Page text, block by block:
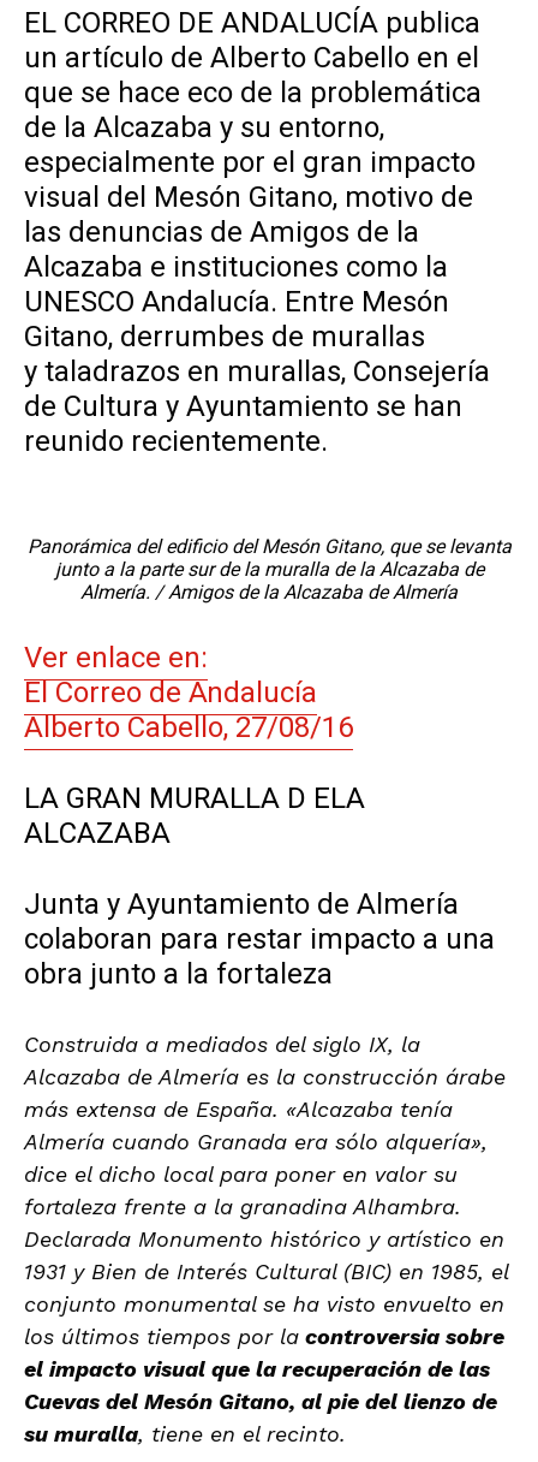
EL CORREO DE ANDALUCÍA publica
un artículo de Alberto Cabello en el
que se hace eco de la problemática
de la Alcazaba y su entorno,
especialmente por el gran impacto
visual del Mesón Gitano, motivo de
las denuncias de Amigos de la
Alcazaba e instituciones como la
UNESCO Andalucía. Entre Mesón
Gitano, derrumbes de murallas
y taladrazos en murallas, Consejería
de Cultura y Ayuntamiento se han
reunido recientemente.
Panorámica del edificio del Mesón Gitano, que se levanta
junto a la parte sur de la muralla de la Alcazaba de
Almería. / Amigos de la Alcazaba de Almería
Ver enlace en:
El Correo de Andalucía
Alberto Cabello, 27/08/16
LA GRAN MURALLA D ELA
ALCAZABA
Junta y Ayuntamiento de Almería
colaboran para restar impacto a una
obra junto a la fortaleza
Construida a mediados del siglo IX, la
Alcazaba de Almería es la construcción árabe
más extensa de España. «Alcazaba tenía
Almería cuando Granada era sólo alquería»,
dice el dicho local para poner en valor su
fortaleza frente a la granadina Alhambra.
Declarada Monumento histórico y artístico en
1931 y Bien de Interés Cultural (BIC) en 1985, el
conjunto monumental se ha visto envuelto en
los últimos tiempos por la controversia sobre
el impacto visual que la recuperación de las
Cuevas del Mesón Gitano, al pie del lienzo de
su muralla, tiene en el recinto.